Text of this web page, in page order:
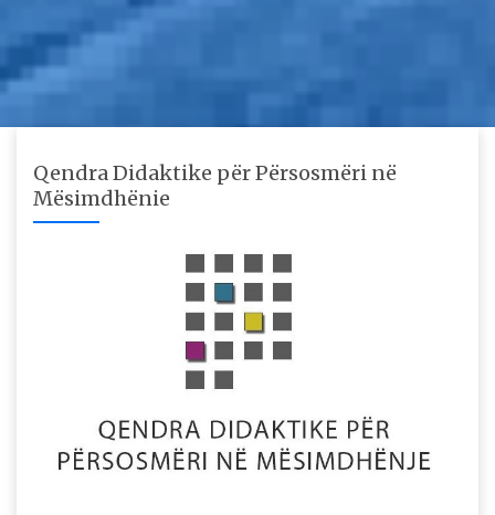
Qendra Didaktike për Përsosmëri në
Mësimdhënie